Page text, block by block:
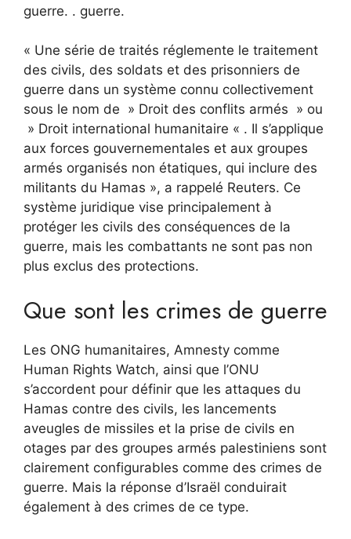
guerre. . guerre.
« Une série de traités réglemente le traitement
des civils, des soldats et des prisonniers de
guerre dans un système connu collectivement
sous le nom de » Droit des conflits armés » ou
» Droit international humanitaire « . Il s’applique
aux forces gouvernementales et aux groupes
armés organisés non étatiques, qui inclure des
militants du Hamas », a rappelé Reuters. Ce
système juridique vise principalement à
protéger les civils des conséquences de la
guerre, mais les combattants ne sont pas non
plus exclus des protections.
Que sont les crimes de guerre
Les ONG humanitaires, Amnesty comme
Human Rights Watch, ainsi que l’ONU
s’accordent pour définir que les attaques du
Hamas contre des civils, les lancements
aveugles de missiles et la prise de civils en
otages par des groupes armés palestiniens sont
clairement configurables comme des crimes de
guerre. Mais la réponse d’Israël conduirait
également à des crimes de ce type.